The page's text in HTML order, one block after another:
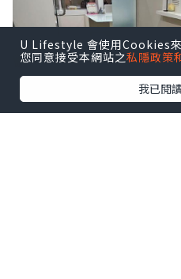
U Lifestyle 會使用Cookies
您同意接受本網站之私隱政策
我已閱